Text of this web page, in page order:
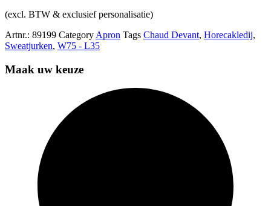
(excl. BTW & exclusief personalisatie)
Artnr.: 89199 Category Apron Tags Chaud Devant, Horecakledij,
Sweatjurken, W75 - L35
Maak uw keuze